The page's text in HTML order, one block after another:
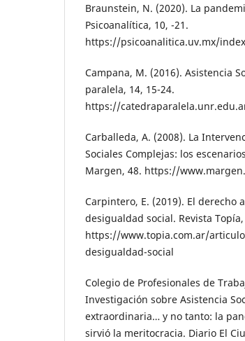
Braunstein, N. (2020). La
Psicoanalítica, 10, -21.
https://psicoanalitica.uv.mx/
Campana, M. (2016). Asistencia
paralela, 14, 15-24.
https://
Carballeda, A. (2008). La
Sociales Complejas: los
Margen, 48. https://
Carpintero, E. (2019). El
desigualdad social. Revista Topía,
https://www.topia.com.ar/
desigualdad-social
Colegio de Profesionales de
Investigación sobre Asistencia
extraordinaria… y no tanto: la
sirvió la meritocracia. Diario El